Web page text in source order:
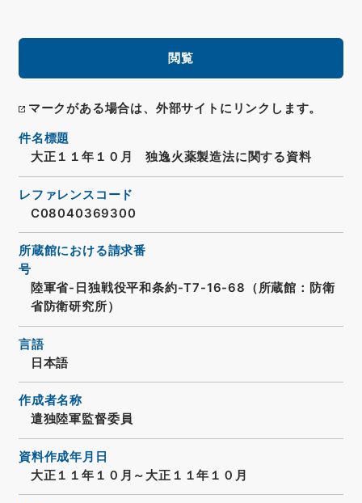
閲覧
マークがある場合は、外部サイトにリンクします。
件名標題
大正１１年１０月 独逸火薬製造法に関する資料
レファレンスコード
C08040369300
所蔵館における請求番
号
陸軍省-日独戦役平和条約-T7-16-68（所蔵館：防衛
省防衛研究所）
言語
日本語
作成者名称
遣独陸軍監督委員
資料作成年月日
大正１１年１０月～大正１１年１０月